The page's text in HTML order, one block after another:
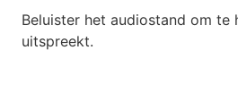
Beluister het audiostand om te
uitspreekt.